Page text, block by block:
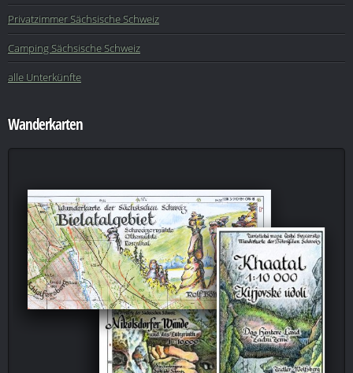
Privatzimmer Sächsische Schweiz
Camping Sächsische Schweiz
alle Unterkünfte
Wanderkarten